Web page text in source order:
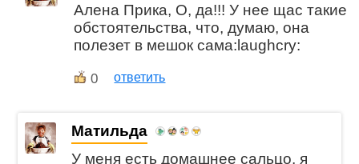
Алена Прика, О, да!!! У нее щас такие
обстоятельства, что, думаю, она
полезет в мешок сама:laughcry:
0 ответить
Матильда
У меня есть домашнее сальцо, я